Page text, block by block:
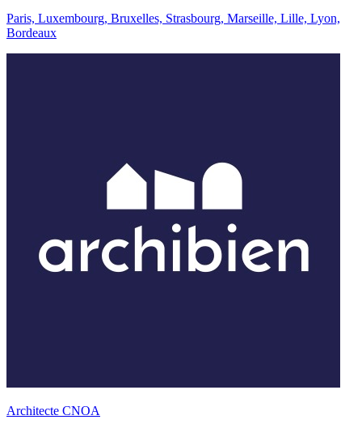
Paris, Luxembourg, Bruxelles, Strasbourg, Marseille, Lille, Lyon,
Bordeaux
Architecte CNOA